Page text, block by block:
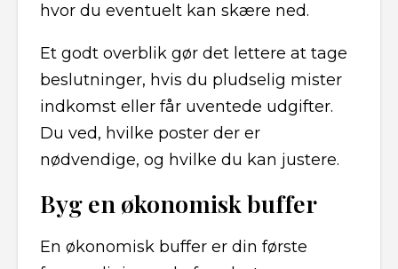
hvor du eventuelt kan skære ned.
Et godt overblik gør det lettere at tage
beslutninger, hvis du pludselig mister
indkomst eller får uventede udgifter.
Du ved, hvilke poster der er
nødvendige, og hvilke du kan justere.
Byg en økonomisk buffer
En økonomisk buffer er din første